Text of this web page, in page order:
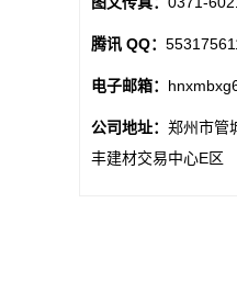
腾讯 QQ：
电子邮箱：
公司地址： 郑州市管
丰建材交易中心E区